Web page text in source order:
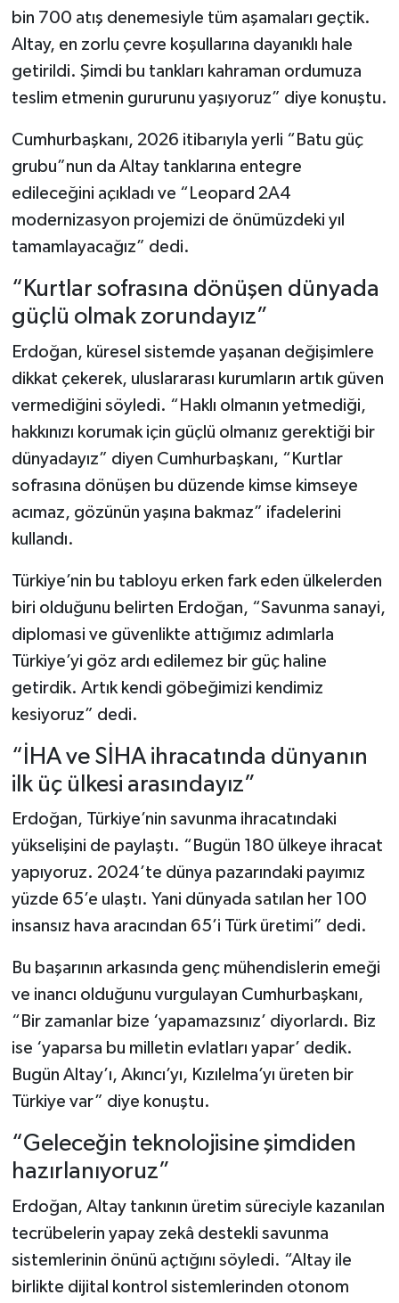
bin 700 atış denemesiyle tüm aşamaları geçtik.
Altay, en zorlu çevre koşullarına dayanıklı hale
getirildi. Şimdi bu tankları kahraman ordumuza
teslim etmenin gururunu yaşıyoruz” diye konuştu.
Cumhurbaşkanı, 2026 itibarıyla yerli “Batu güç
grubu”nun da Altay tanklarına entegre
edileceğini açıkladı ve “Leopard 2A4
modernizasyon projemizi de önümüzdeki yıl
tamamlayacağız” dedi.
“Kurtlar sofrasına dönüşen dünyada
güçlü olmak zorundayız”
Erdoğan, küresel sistemde yaşanan değişimlere
dikkat çekerek, uluslararası kurumların artık güven
vermediğini söyledi. “Haklı olmanın yetmediği,
hakkınızı korumak için güçlü olmanız gerektiği bir
dünyadayız” diyen Cumhurbaşkanı, “Kurtlar
sofrasına dönüşen bu düzende kimse kimseye
acımaz, gözünün yaşına bakmaz” ifadelerini
kullandı.
Türkiye’nin bu tabloyu erken fark eden ülkelerden
biri olduğunu belirten Erdoğan, “Savunma sanayi,
diplomasi ve güvenlikte attığımız adımlarla
Türkiye’yi göz ardı edilemez bir güç haline
getirdik. Artık kendi göbeğimizi kendimiz
kesiyoruz” dedi.
“İHA ve SİHA ihracatında dünyanın
ilk üç ülkesi arasındayız”
Erdoğan, Türkiye’nin savunma ihracatındaki
yükselişini de paylaştı. “Bugün 180 ülkeye ihracat
yapıyoruz. 2024’te dünya pazarındaki payımız
yüzde 65’e ulaştı. Yani dünyada satılan her 100
insansız hava aracından 65’i Türk üretimi” dedi.
Bu başarının arkasında genç mühendislerin emeği
ve inancı olduğunu vurgulayan Cumhurbaşkanı,
“Bir zamanlar bize ‘yapamazsınız’ diyorlardı. Biz
ise ‘yaparsa bu milletin evlatları yapar’ dedik.
Bugün Altay’ı, Akıncı’yı, Kızılelma’yı üreten bir
Türkiye var” diye konuştu.
“Geleceğin teknolojisine şimdiden
hazırlanıyoruz”
Erdoğan, Altay tankının üretim süreciyle kazanılan
tecrübelerin yapay zekâ destekli savunma
sistemlerinin önünü açtığını söyledi. “Altay ile
birlikte dijital kontrol sistemlerinden otonom